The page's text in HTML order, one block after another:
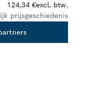
124,34 €excl. btw.
prijsgeschiedenis